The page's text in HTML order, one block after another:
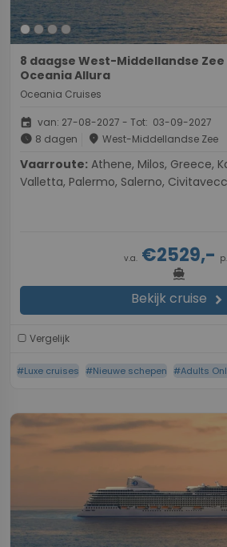
8 daagse West-Middellandse
Oceania Allura
Oceania Cruises
event van: 27-08-2027 - Tot: 03-09-2027
schedule 8 dagen place West-Middellandse Zee
Vaarroute:
Valletta, Palermo, Salerno,
v.a. €2529,-
directions_boat
Bekijk cruise chevron_right
Vergelijk
#Luxe cruises #Nieuwe schepen #Adults